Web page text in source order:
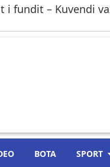
i fundit – Kuvendi
BOTA SPORT